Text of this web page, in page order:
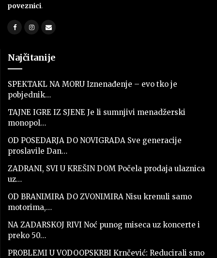
poveznici.
Najčitanije
SPEKTAKL NA MORU Iznenađenje – evo tko je
pobjednik…
TAJNE IGRE IZ SJENE Je li sumnjivi menadžerski
monopol…
OD POSEDARJA DO NOVIGRADA Sve generacije
proslavile Dan…
ZADRANI, SVI U KREŠIN DOM Počela prodaja ulaznica
uz…
OD BRANIMIRA DO ZVONIMIRA Nisu krenuli samo
motorima,…
NA ZADARSKOJ RIVI Noć punog miseca uz koncerte i
preko 50…
PROBLEMI U VODOOPSKRBI Krnčević: Reducirali smo